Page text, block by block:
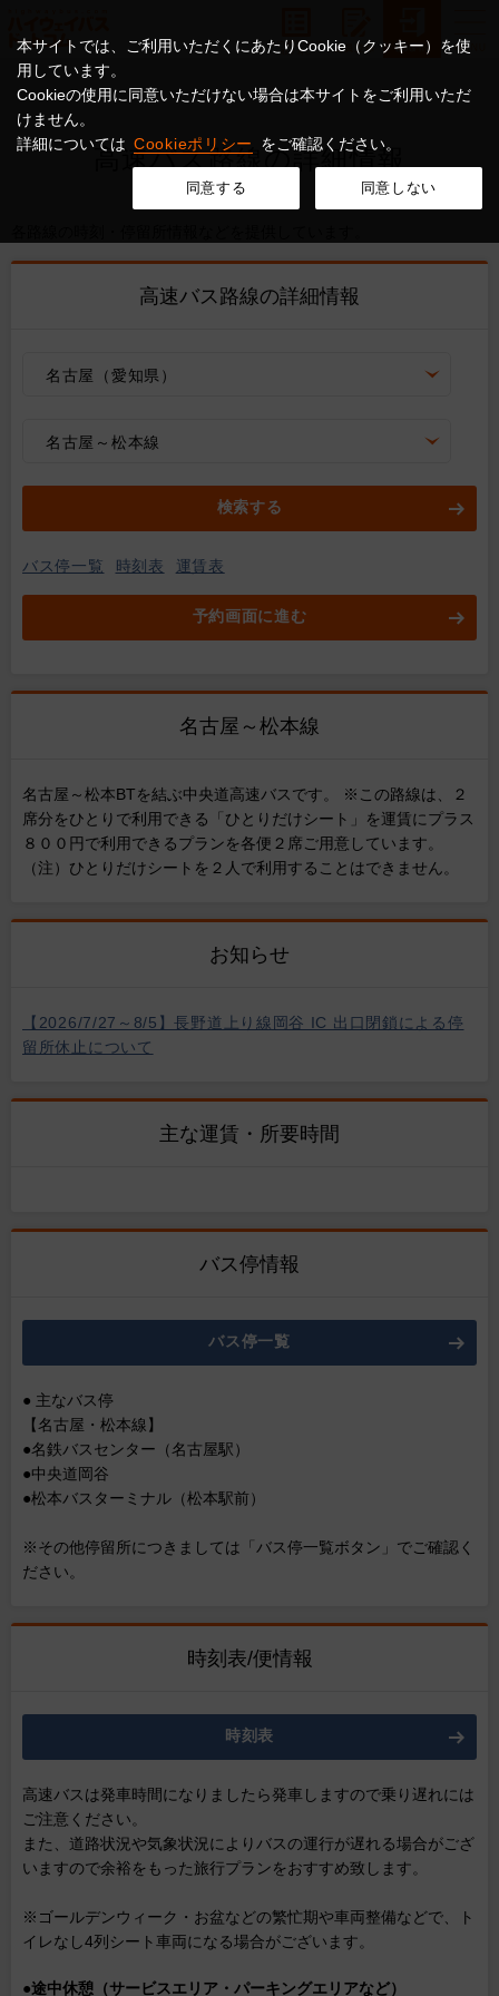
本サイトでは、ご利用いただくにあたりCookie（クッキー）を使
用しています。
Cookieの使用に同意いただけない場合は本サイトをご利用いただ
けません。
詳細については Cookieポリシー をご確認ください。
同意する 同意しない
高速バス路線の詳細情報
高速バス路線の詳細情報
名古屋（愛知県）
名古屋～松本線
検索する
バス停一覧 時刻表 運賃表
予約画面に進む
名古屋～松本線
名古屋～松本BTを結ぶ中央道高速バスです。 ※この路線は、２
席分をひとりで利用できる「ひとりだけシート」を運賃にプラス
８００円で利用できるプランを各便２席ご用意しています。
（注）ひとりだけシートを２人で利用することはできません。
お知らせ
【2026/7/27～8/5】長野道上り線岡谷 IC 出口閉鎖による停
留所休止について
主な運賃・所要時間
バス停情報
バス停一覧
● 主なバス停
【名古屋・松本線】
●名鉄バスセンター（名古屋駅）
●中央道岡谷
●松本バスターミナル（松本駅前）
※その他停留所につきましては「バス停一覧ボタン」でご確認く
ださい。
時刻表/便情報
時刻表
高速バスは発車時間になりましたら発車しますので乗り遅れには
ご注意ください。
また、道路状況や気象状況によりバスの運行が遅れる場合がござ
いますので余裕をもった旅行プランをおすすめ致します。
※ゴールデンウィーク・お盆などの繁忙期や車両整備などで、ト
イレなし4列シート車両になる場合がございます。
●途中休憩（サービスエリア・パーキングエリアなど）